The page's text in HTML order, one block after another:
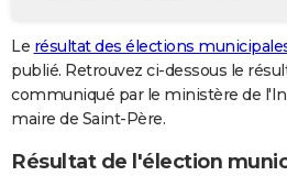
GUIDES D'ACHAT
BONS PLANS
CARTE DE VOEUX
Le résultat des élections
publié. Retrouvez ci-dessous le
communiqué par le ministère de
maire de Saint-Père.
Résultat de l'élection